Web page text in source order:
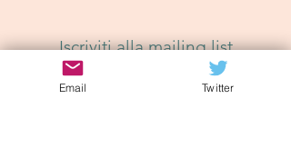
Iscriviti alla mailing list
Email Twitter